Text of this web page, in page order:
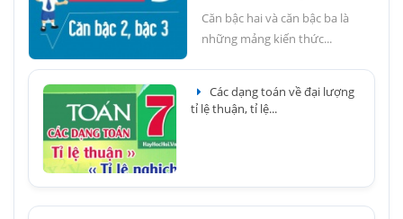
Căn bậc hai và căn bậc ba là
những mảng kiến thức...
Các dạng toán về đại lượng
tỉ lệ thuận, tỉ lệ...